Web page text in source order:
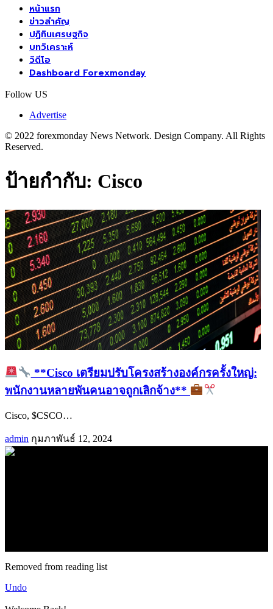
หน้าแรก
ข่าวสำคัญ
ปฏิทินเศรษฐกิจ
บทวิเคราะห์
วิดีโอ
Dashboard Forexmonday
Follow US
Advertise
© 2022 forexmonday News Network. Design Company. All Rights
Reserved.
ป้ายกำกับ: Cisco
**Cisco เตรียมปรับโครงสร้างองค์กรครั้งใหญ่:
พนักงานหลายพันคนอาจถูกเลิกจ้าง**
Cisco, $CSCO…
admin กุมภาพันธ์ 12, 2024
Removed from reading list
Undo